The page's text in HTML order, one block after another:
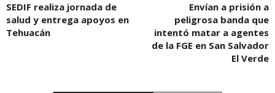
SEDIF realiza jornada de
salud y entrega apoyos en
Tehuacán
Envían a prisión a
peligrosa banda que
intentó matar a agentes
de la FGE en San Salvador
El Verde